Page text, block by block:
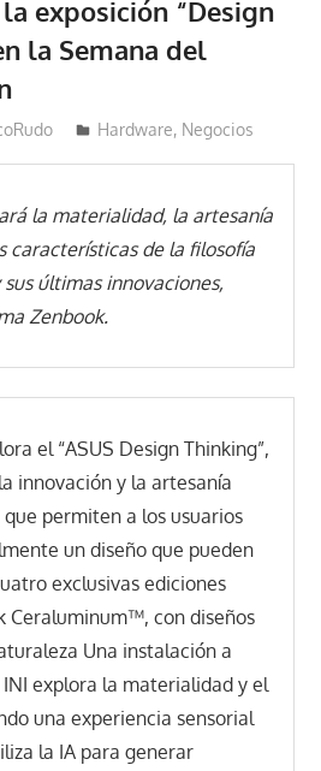
exposición “Design
la Semana del
Hardware, Negocios
la materialidad, la artesanía
características de la filosofía
últimas innovaciones,
Zenbook.
el “ASUS Design Thinking”,
innovación y la artesanía
permiten a los usuarios
un diseño que pueden
exclusivas ediciones
Ceraluminum™, con diseños
Una instalación a
explora la materialidad y el
una experiencia sensorial
la IA para generar